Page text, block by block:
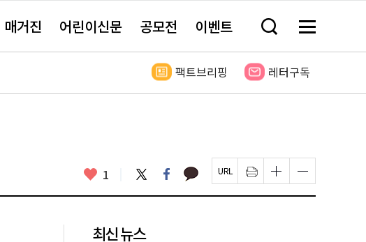
매거진 어린이신문 공모전 이벤트 검
창
기
메
전
보
팩트브리핑 레터구독
좋
요
1 트
위
터
페
이
스
카
카 페
이
지
인
쇄
하
글
자
크
글
자
크
최신 뉴스